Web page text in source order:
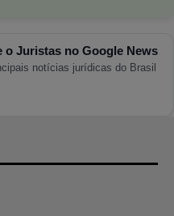
o Juristas no Google News
notícias jurídicas do Brasil